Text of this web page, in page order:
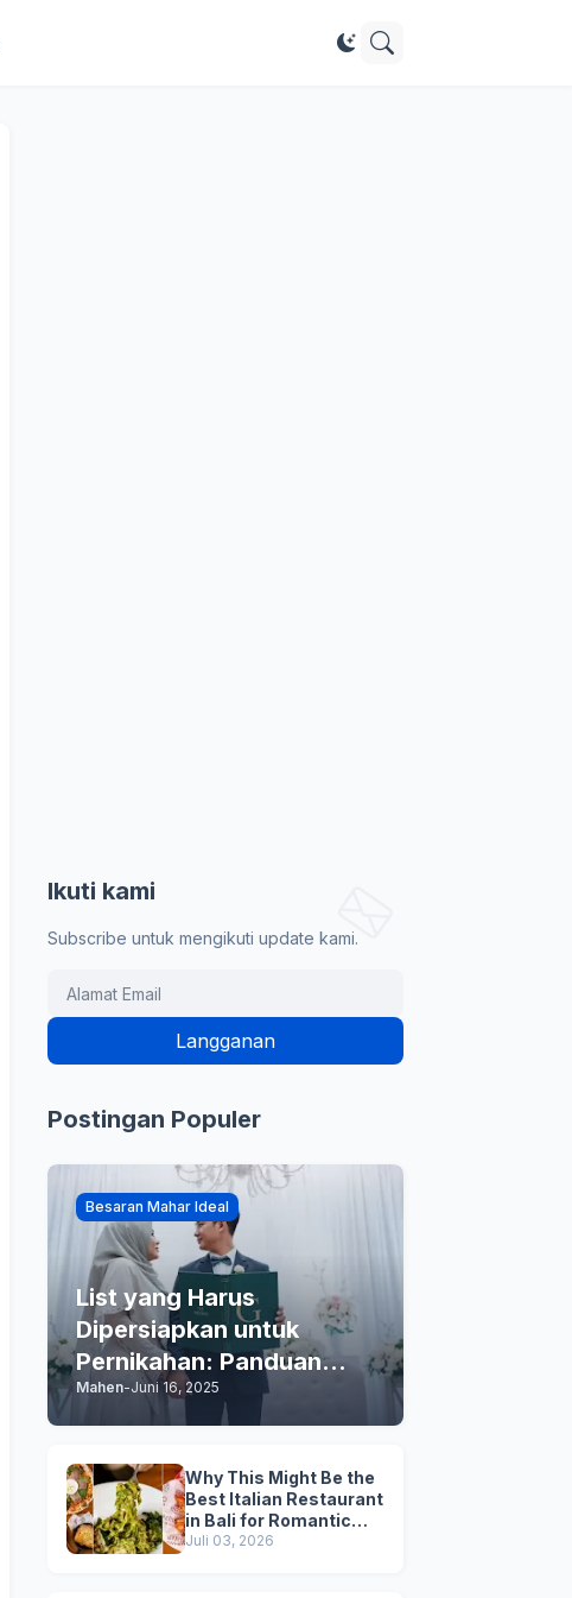
Ikuti kami
Subscribe untuk mengikuti update kami.
Postingan Populer
Besaran Mahar Ideal
List yang Harus
Dipersiapkan untuk
Pernikahan: Panduan
Praktis Anda
Mahen-Juni 16, 2025
Why This Might Be the
Best Italian Restaurant
in Bali for Romantic
Dinner, Family Dinner,
Juli 03, 2026